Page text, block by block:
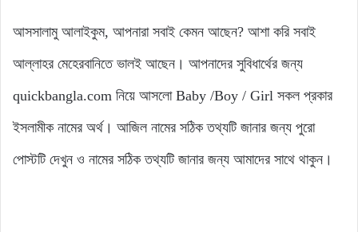
আসসালামু আলাইকুম, আপনারা সবাই কেমন আছেন? আশা করি সবাই
আল্লাহর মেহেরবানিতে ভালই আছেন। আপনাদের সুবিধার্থের জন্য
quickbangla.com নিয়ে আসলো Baby /Boy / Girl সকল প্রকার
ইসলামীক নামের অর্থ। আজিল নামের সঠিক তথ্যটি জানার জন্য পুরো
পোস্টটি দেখুন ও নামের সঠিক তথ্যটি জানার জন্য আমাদের সাথে থাকুন।